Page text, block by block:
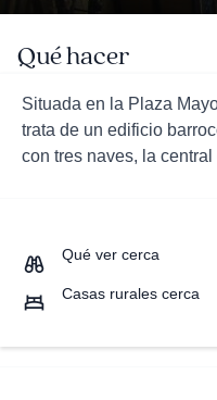
Qué hacer
Situada en la Plaza
trata de un edificio
con tres naves, la central
Qué ver cerca
Casas rurales cerca